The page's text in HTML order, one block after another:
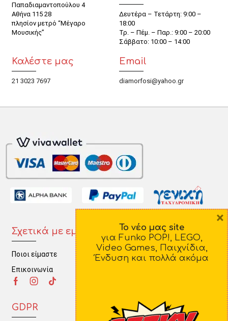
Παπαδιαμαντοπούλου 4
Αθήνα 115 28
πλησίον μετρό “Μέγαρο
Μουσικής”
Δευτέρα – Τετάρτη: 9:00 –
18:00
Τρ. – Πέμ. – Παρ.: 9:00 – 20:00
Σάββατο: 10:00 – 14:00
Καλέστε μας
21 3023 7697
Email
diamorfosi@yahoo.gr
Σχετικά με εμάς
Ποιοι είμαστε
Επικοινωνία
Πληροφορίες
Τρόποι Πληρωμής
GDPR
Το νέο μας site
για Funko POP!, LEGO,
Video Games, Παιχνίδια,
Ένδυση και πολλά ακόμα
×